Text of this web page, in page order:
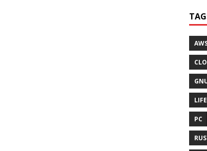
LIFE
PC